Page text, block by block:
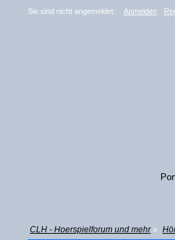
Sie sind nicht angemeldet. Anmelden
CLH - Hoerspielforum und mehr»